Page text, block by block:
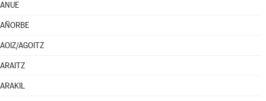
ANUE
AÑORBE
AOIZ/AGOITZ
ARAITZ
ARAKIL